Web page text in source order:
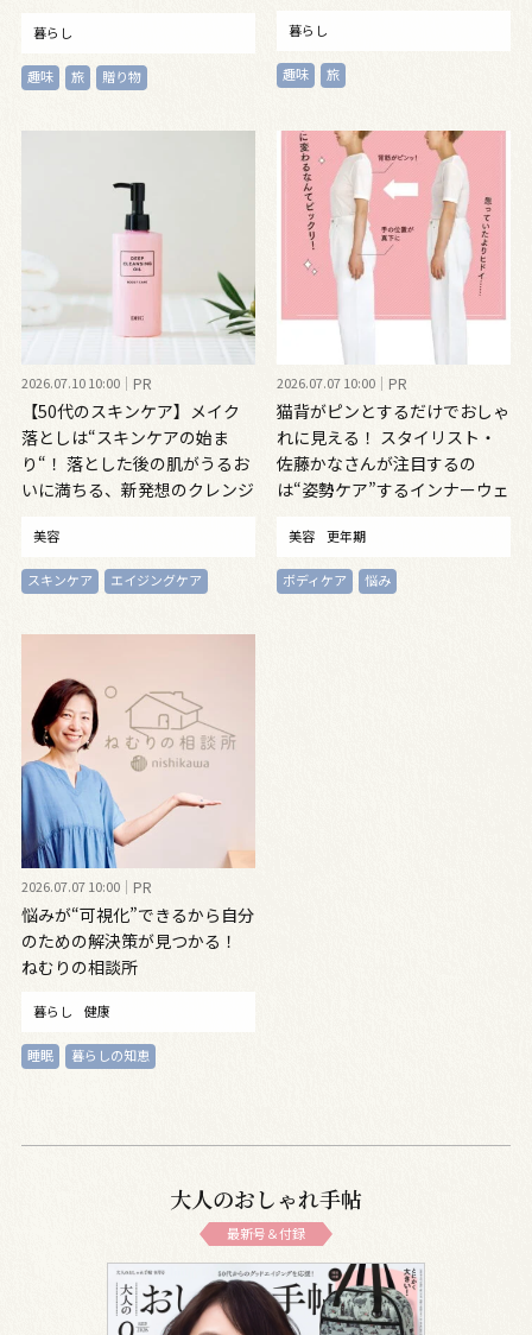
暮らし
趣味 旅 贈り物
暮らし
趣味 旅
2026.07.10 10:00 PR
【50代のスキンケア】メイク
落としは“スキンケアの始ま
り“！ 落とした後の肌がうるお
いに満ちる、新発想のクレンジ
美容
スキンケア エイジングケア
2026.07.07 10:00 PR
猫背がピンとするだけでおしゃ
れに見える！ スタイリスト・
佐藤かなさんが注目するの
は“姿勢ケア”するインナーウェ
美容 更年期
ボディケア 悩み
2026.07.07 10:00 PR
悩みが“可視化”できるから自分
のための解決策が見つかる！
ねむりの相談所
暮らし 健康
睡眠 暮らしの知恵
大人のおしゃれ手帖
最新号＆付録